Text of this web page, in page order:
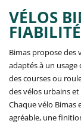
VÉLOS
Bimas propose
adaptés à un
des courses ou
des vélos urbains
Chaque vélo
agréable, une